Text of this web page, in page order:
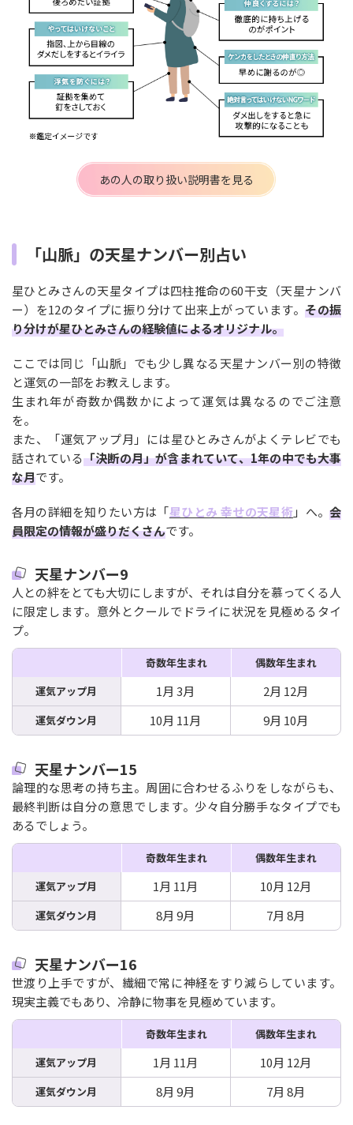
あの人の取り扱い説明書を見る
「山脈」の天星ナンバー別占い
星ひとみさんの天星タイプは四柱推命の60干支（天星ナンバ
ー）を12のタイプに振り分けて出来上がっています。その振
り分けが星ひとみさんの経験値によるオリジナル。
ここでは同じ「山脈」でも少し異なる天星ナンバー別の特徴
と運気の一部をお教えします。
生まれ年が奇数か偶数かによって運気は異なるのでご注意
を。
また、「運気アップ月」には星ひとみさんがよくテレビでも
話されている「決断の月」が含まれていて、1年の中でも大事
な月です。
各月の詳細を知りたい方は「星ひとみ 幸せの天星術 」へ。会
員限定の情報が盛りだくさんです。
天星ナンバー9
人との絆をとても大切にしますが、それは自分を慕ってくる人
に限定します。意外とクールでドライに状況を見極めるタイ
プ。
奇数年生まれ
偶数年生まれ
運気アップ月
1月 3月 2月 12月
運気ダウン月 10月 11月 9月 10月
天星ナンバー15
論理的な思考の持ち主。周囲に合わせるふりをしながらも、
最終判断は自分の意思でします。少々自分勝手なタイプでも
あるでしょう。
奇数年生まれ
偶数年生まれ
運気アップ月
1月 11月 10月 12月
運気ダウン月 8月 9月 7月 8月
天星ナンバー16
世渡り上手ですが、繊細で常に神経をすり減らしています。
現実主義でもあり、冷静に物事を見極めています。
奇数年生まれ
偶数年生まれ
運気アップ月
1月 11月 10月 12月
運気ダウン月 8月 9月 7月 8月